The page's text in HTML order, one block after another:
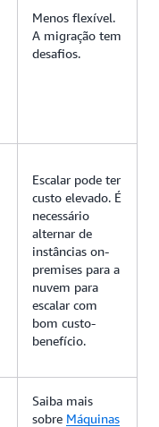
Menos flexível.
A migração tem
desafios.
Escalar pode ter
custo elevado. É
necessário
alternar de
instâncias on-
premises para a
nuvem para
escalar com
bom custo-
benefício.
Saiba mais
sobre Máquinas